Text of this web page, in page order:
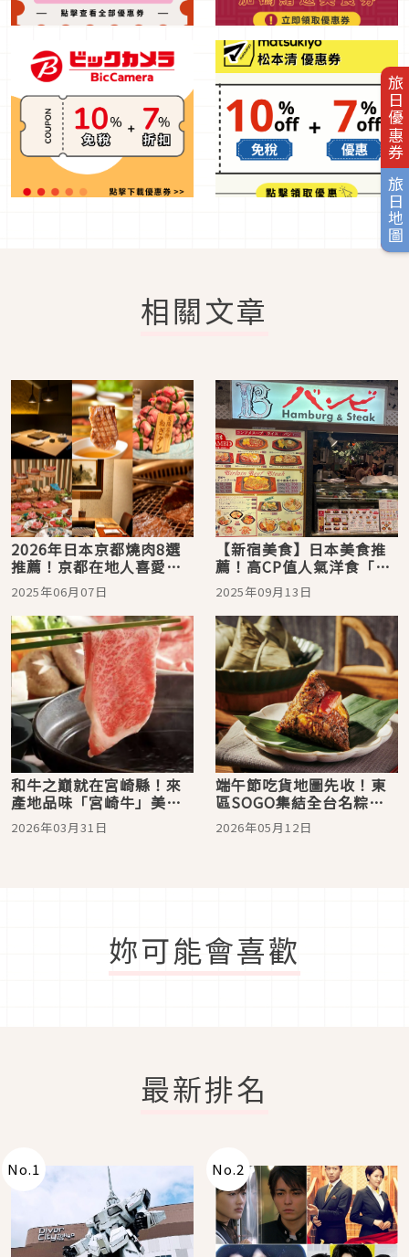
旅日優惠券
旅日地圖
相關文章
2026年日本京都燒肉8選
推薦！京都在地人喜愛的
和牛美味
2025年06月07日
【新宿美食】日本美食推
薦！高CP值人氣洋食「バ
ンビ Hamburg &
Steak」必吃和牛漢堡排
2025年09月13日
和牛之巔就在宮崎縣！來
產地品味「宮崎牛」美食
餐廳精選，將好運與美味
通通帶回家
2026年03月31日
端午節吃貨地圖先收！東
區SOGO集結全台名粽＋
日本百年甜點 海鮮粽、
和牛壽司全都有
2026年05月12日
妳可能會喜歡
最新排名
No.1 No.2